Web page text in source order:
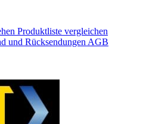
Produktliste vergleichen
und Rücksendungen AGB